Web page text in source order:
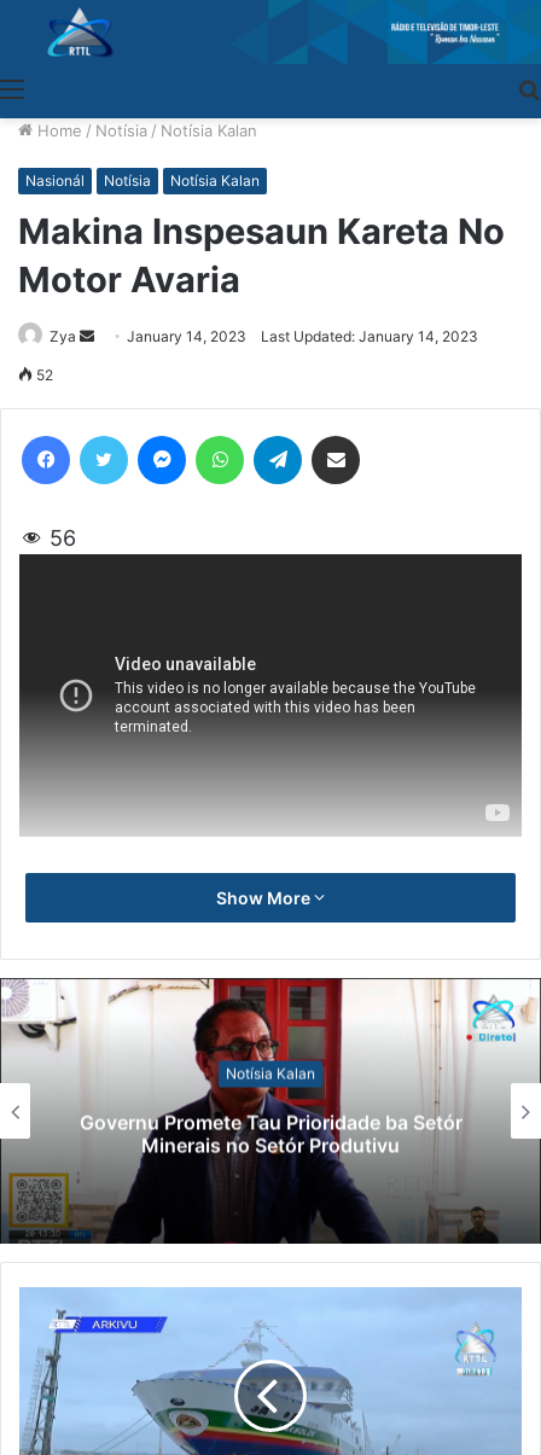
Home / Notísia / Notísia Kalan
Nasionál Notísia Notísia Kalan
Makina Inspesaun Kareta No
Motor Avaria
Zya
SendJanuary 14, 2023 Last Updated: January 14, 2023
52
56
Show More
Notísia Kalan
Governu Promete Tau Prioridade ba Setór
Minerais no Setór Produtivu